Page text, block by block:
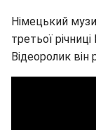
Німецький
третьої
Відеоролик він